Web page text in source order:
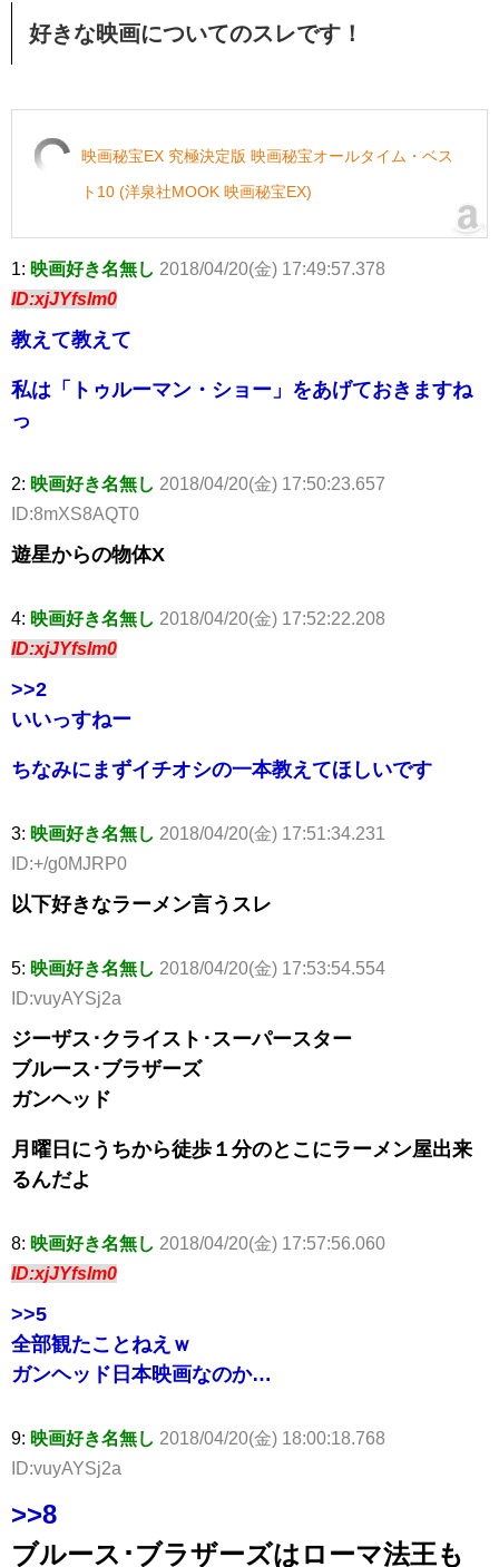
好きな映画についてのスレです！
映画秘宝EX 究極決定版 映画秘宝オールタイム・ベス
ト10 (洋泉社MOOK 映画秘宝EX)
1: 映画好き名無し 2018/04/20(金) 17:49:57.378
ID:xjJYfslm0
教えて教えて
私は「トゥルーマン・ショー」をあげておきますね
っ
2: 映画好き名無し 2018/04/20(金) 17:50:23.657
ID:8mXS8AQT0
遊星からの物体X
4: 映画好き名無し 2018/04/20(金) 17:52:22.208
ID:xjJYfslm0
>>2
いいっすねー
ちなみにまずイチオシの一本教えてほしいです
3: 映画好き名無し 2018/04/20(金) 17:51:34.231
ID:+/g0MJRP0
以下好きなラーメン言うスレ
5: 映画好き名無し 2018/04/20(金) 17:53:54.554
ID:vuyAYSj2a
ジーザス･クライスト･スーパースター
ブルース･ブラザーズ
ガンヘッド
月曜日にうちから徒歩１分のとこにラーメン屋出来
るんだよ
8: 映画好き名無し 2018/04/20(金) 17:57:56.060
ID:xjJYfslm0
>>5
全部観たことねえｗ
ガンヘッド日本映画なのか…
9: 映画好き名無し 2018/04/20(金) 18:00:18.768
ID:vuyAYSj2a
>>8
ブルース･ブラザーズはローマ法王も